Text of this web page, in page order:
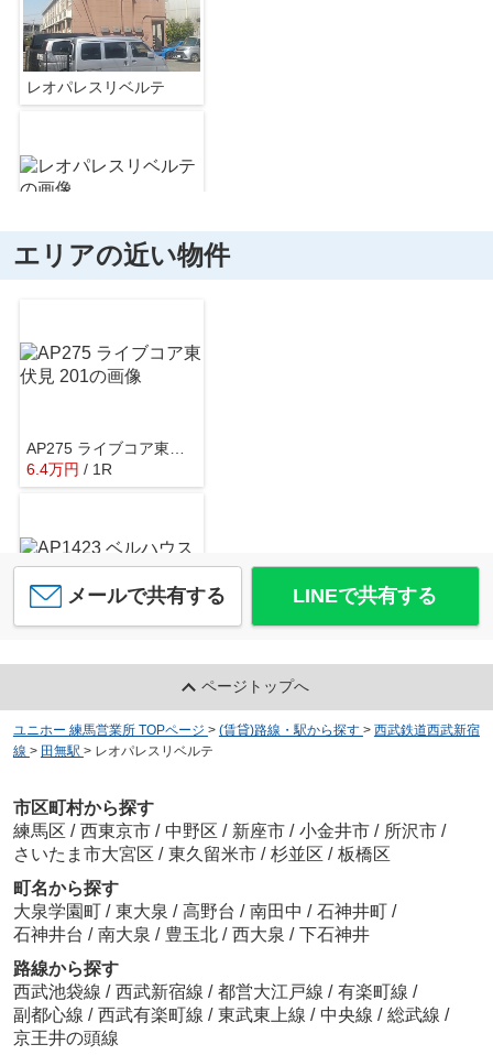
レオパレスリベルテ
レオパレスリベルテ
エリアの近い物件
AP275 ライブコア東伏見 201
6.4万円 / 1R
6.8万円 / 1R
クレール１８
9万円 / 2DK
メールで共有する LINEで共有する
ページトップへ
ユニホー 練馬営業所 TOPページ > (賃貸)路線・駅から探す > 西武鉄道西武新宿
線 > 田無駅 > レオパレスリベルテ
市区町村から探す
練馬区 / 西東京市 / 中野区 / 新座市 / 小金井市 / 所沢市 /
さいたま市大宮区 / 東久留米市 / 杉並区 / 板橋区
町名から探す
大泉学園町 / 東大泉 / 高野台 / 南田中 / 石神井町 /
石神井台 / 南大泉 / 豊玉北 / 西大泉 / 下石神井
路線から探す
西武池袋線 / 西武新宿線 / 都営大江戸線 / 有楽町線 /
副都心線 / 西武有楽町線 / 東武東上線 / 中央線 / 総武線 /
京王井の頭線